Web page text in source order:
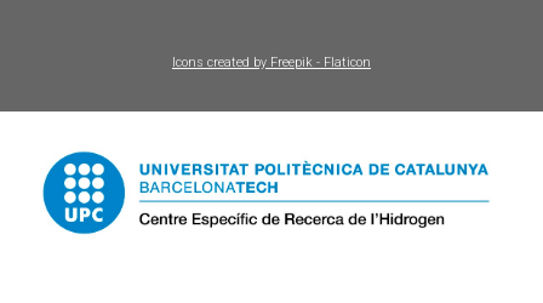
Icons created by Freepik - Flaticon